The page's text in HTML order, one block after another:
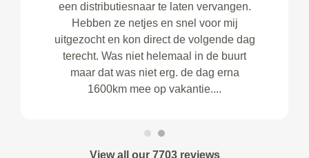
een distributiesnaar te laten vervangen.
Hebben ze netjes en snel voor mij
uitgezocht en kon direct de volgende dag
terecht. Was niet helemaal in de buurt
maar dat was niet erg. de dag erna
1600km mee op vakantie....
View all our 7703 reviews